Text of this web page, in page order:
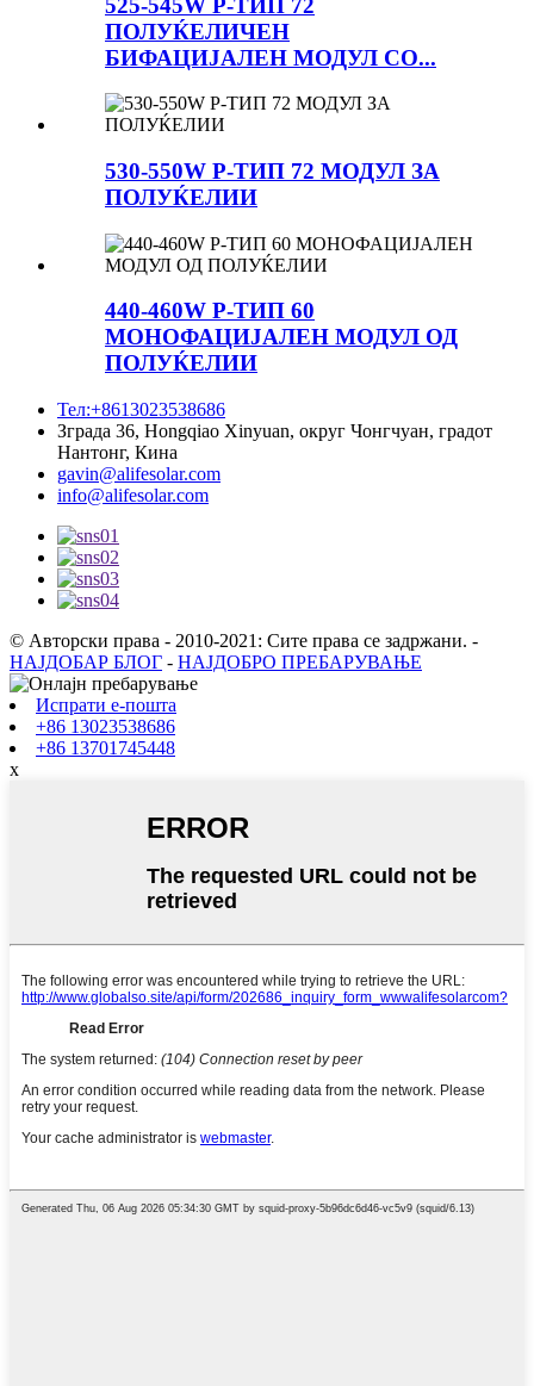
ПОЛУЌЕЛИЧЕН
БИФАЦИЈАЛЕН МОДУЛ СО...
530-550W P-ТИП 72 МОДУЛ ЗА
ПОЛУЌЕЛИИ
440-460W P-ТИП 60
МОНОФАЦИЈАЛЕН МОДУЛ ОД
ПОЛУЌЕЛИИ
Тел:+8613023538686
Зграда 36, Hongqiao Xinyuan, округ Чонгчуан, градот
Нантонг, Кина
gavin@alifesolar.com
info@alifesolar.com
© Авторски права - 2010-2021: Сите права се задржани. -
НАЈДОБАР БЛОГ - НАЈДОБРО ПРЕБАРУВАЊЕ
Испрати е-пошта
+86 13023538686
+86 13701745448
x